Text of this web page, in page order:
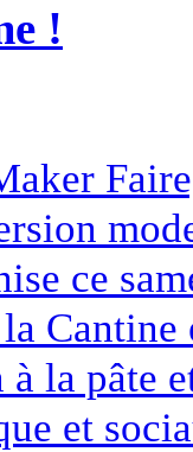
!
ce
la pâte
et